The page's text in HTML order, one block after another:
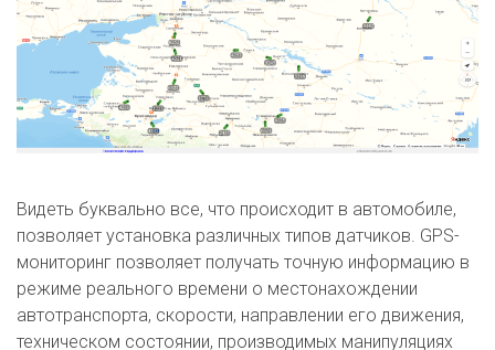
Видеть буквально все, что происходит в автомобиле,
позволяет установка различных типов датчиков. GPS-
мониторинг позволяет получать точную информацию в
режиме реального времени о местонахождении
автотранспорта, скорости, направлении его движения,
техническом состоянии, производимых манипуляциях